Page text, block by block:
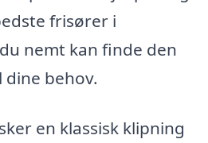
frisører i
nemt kan finde den
behov.
en klassisk klipning